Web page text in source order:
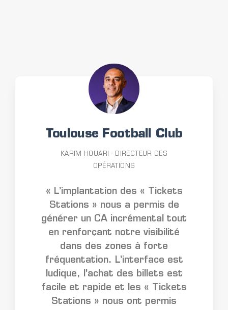
Toulouse Football Club
KARIM HOUARI - DIRECTEUR DES
OPÉRATIONS
« L’implantation des « Tickets
Stations » nous a permis de
générer un CA incrémental tout
en renforçant notre visibilité
dans des zones à forte
fréquentation. L’interface est
ludique, l’achat des billets est
facile et rapide et les « Tickets
Stations » nous ont permis